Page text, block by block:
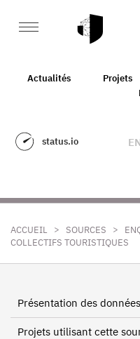
Actualités Projets
status.io
ACCUEIL > SOURCES >
COLLECTIFS TOURISTIQUES
Présentation des données
Projets utilisant cette